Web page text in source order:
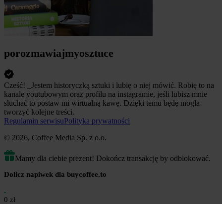
porozmawiajmyosztuce
Cześć! _Jestem historyczką sztuki i lubię o niej mówić. Robię to na
kanale youtubowym oraz profilu na instagramie, jeśli lubisz mnie
słuchać to postaw mi wirtualną kawę. Dzięki temu będę mogła
tworzyć kolejne treści.
Regulamin serwisuPolityka prywatności
© 2026, Coffee Media Sp. z o.o.
Mamy dla ciebie prezent! Dokończ transakcję by odblokować.
Dolicz napiwek dla buycoffee.to
0 zł